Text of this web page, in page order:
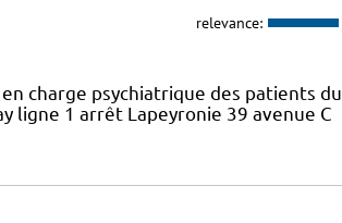
relevance:
charge psychiatrique des patients du
ligne 1 arrêt Lapeyronie 39 avenue C